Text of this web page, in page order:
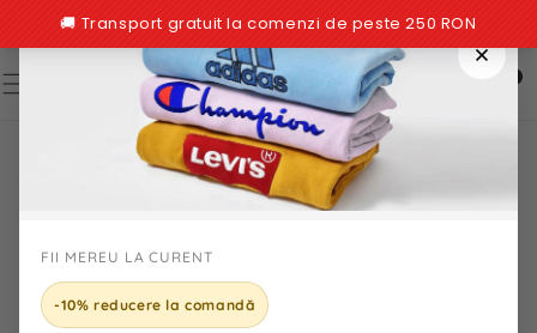
FII MEREU LA CURENT
-10% reducere la comandă
CONȚINUT